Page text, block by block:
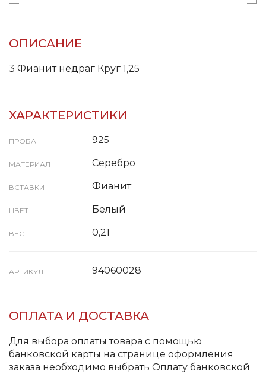
ОПИСАНИЕ
3 Фианит недраг Круг 1,25
ХАРАКТЕРИСТИКИ
ПРОБА 925
МАТЕРИАЛ Серебро
ВСТАВКИ Фианит
ЦВЕТ Белый
ВЕС 0,21
АРТИКУЛ 94060028
ОПЛАТА И ДОСТАВКА
Для выбора оплаты товара с помощью
банковской карты на странице оформления
заказа необходимо выбрать Оплату банковской